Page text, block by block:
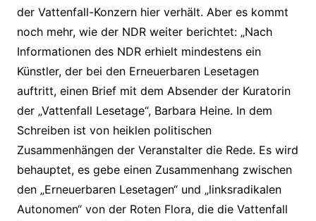
der Vattenfall-Konzern hier verhält. Aber es kommt
noch mehr, wie der NDR weiter berichtet: „Nach
Informationen des NDR erhielt mindestens ein
Künstler, der bei den Erneuerbaren Lesetagen
auftritt, einen Brief mit dem Absender der Kuratorin
der „Vattenfall Lesetage“, Barbara Heine. In dem
Schreiben ist von heiklen politischen
Zusammenhängen der Veranstalter die Rede. Es wird
behauptet, es gebe einen Zusammenhang zwischen
den „Erneuerbaren Lesetagen“ und „linksradikalen
Autonomen“ von der Roten Flora, die die Vattenfall